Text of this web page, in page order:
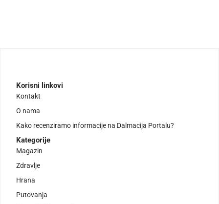
Korisni linkovi
Kontakt
O nama
Kako recenziramo informacije na Dalmacija Portalu?
Kategorije
Magazin
Zdravlje
Hrana
Putovanja